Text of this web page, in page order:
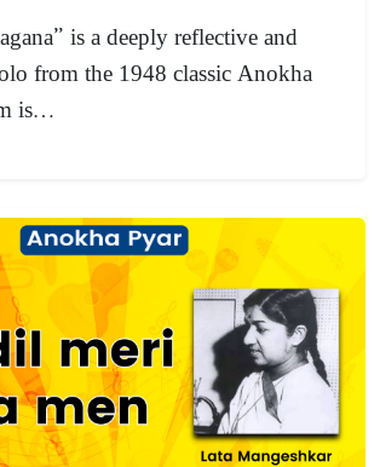
is a deeply reflective and
from the 1948 classic Anokha
is…